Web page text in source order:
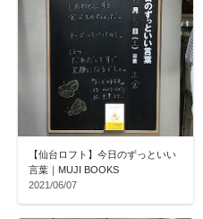
【仙台ロフト】今日のずっといい
言葉｜MUJI BOOKS
2021/06/07